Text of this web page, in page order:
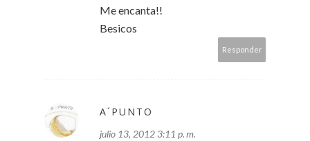
Me encanta!!
Besicos
Responder
A´PUNTO
julio 13, 2012 3:11 p. m.